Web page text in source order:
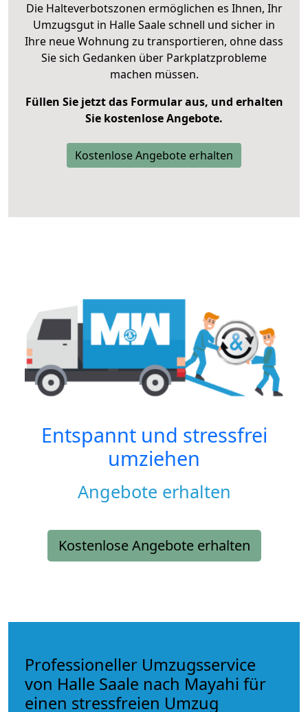
Die Halteverbotszonen ermöglichen es Ihnen, Ihr
Umzugsgut in Halle Saale schnell und sicher in
Ihre neue Wohnung zu transportieren, ohne dass
Sie sich Gedanken über Parkplatzprobleme
machen müssen.
Füllen Sie jetzt das Formular aus, und erhalten
Sie kostenlose Angebote.
Kostenlose Angebote erhalten
Entspannt und stressfrei
umziehen
Angebote erhalten
Kostenlose Angebote erhalten
Professioneller Umzugsservice
von Halle Saale nach Mayahi für
einen stressfreien Umzug